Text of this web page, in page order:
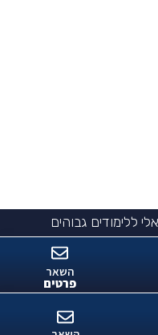
ללימודים גבוהים
השאר
פרטים